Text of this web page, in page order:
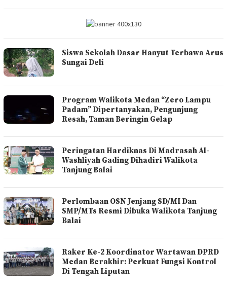
Siswa Sekolah Dasar Hanyut Terbawa Arus
Sungai Deli
Program Walikota Medan “Zero Lampu
Padam” Dipertanyakan, Pengunjung
Resah, Taman Beringin Gelap
Peringatan Hardiknas Di Madrasah Al-
Washliyah Gading Dihadiri Walikota
Tanjung Balai
Perlombaan OSN Jenjang SD/MI Dan
SMP/MTs Resmi Dibuka Walikota Tanjung
Balai
Raker Ke-2 Koordinator Wartawan DPRD
Medan Berakhir: Perkuat Fungsi Kontrol
Di Tengah Liputan